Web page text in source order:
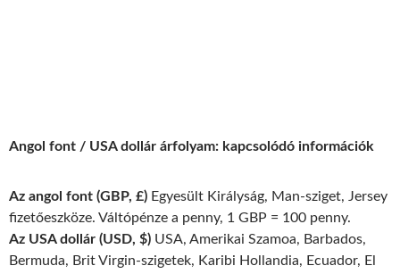
Angol font / USA dollár árfolyam: kapcsolódó információk
Az angol font (GBP, £) Egyesült Királyság, Man-sziget, Jersey
fizetőeszköze. Váltópénze a penny, 1 GBP = 100 penny.
Az USA dollár (USD, $) USA, Amerikai Szamoa, Barbados,
Bermuda, Brit Virgin-szigetek, Karibi Hollandia, Ecuador, El